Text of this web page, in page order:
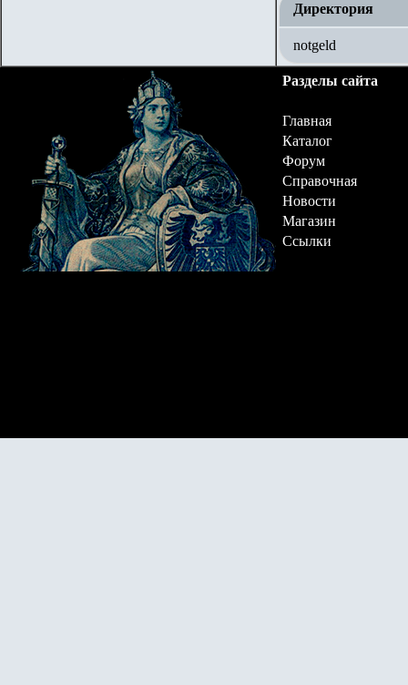
Директория
notgeld
Разделы сайта
Главная
Каталог
Форум
Справочная
Новости
Магазин
Ссылки